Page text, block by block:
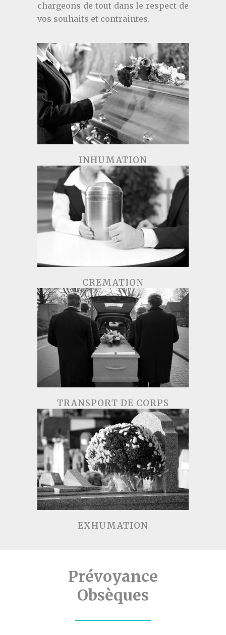
chargeons de tout dans le respect de
vos souhaits et contraintes.
INHUMATION
CREMATION
TRANSPORT DE CORPS
EXHUMATION
Prévoyance
Obsèques